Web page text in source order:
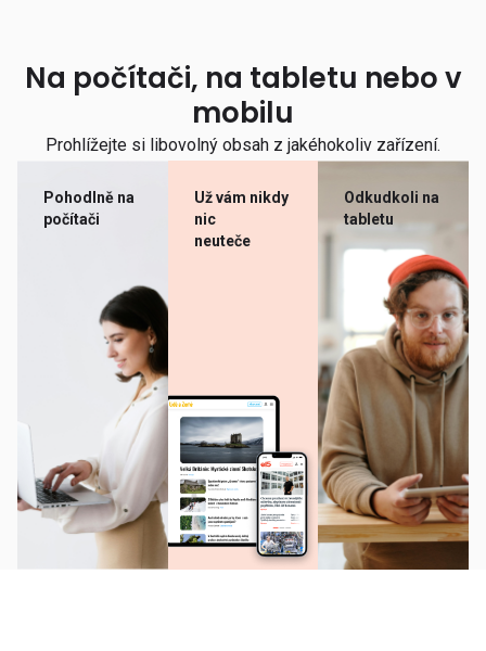
Na počítači, na tabletu nebo v
mobilu
Prohlížejte si libovolný obsah z jakéhokoliv zařízení.
Pohodlně na
počítači
Už vám nikdy
nic
neuteče
Odkudkoli na
tabletu